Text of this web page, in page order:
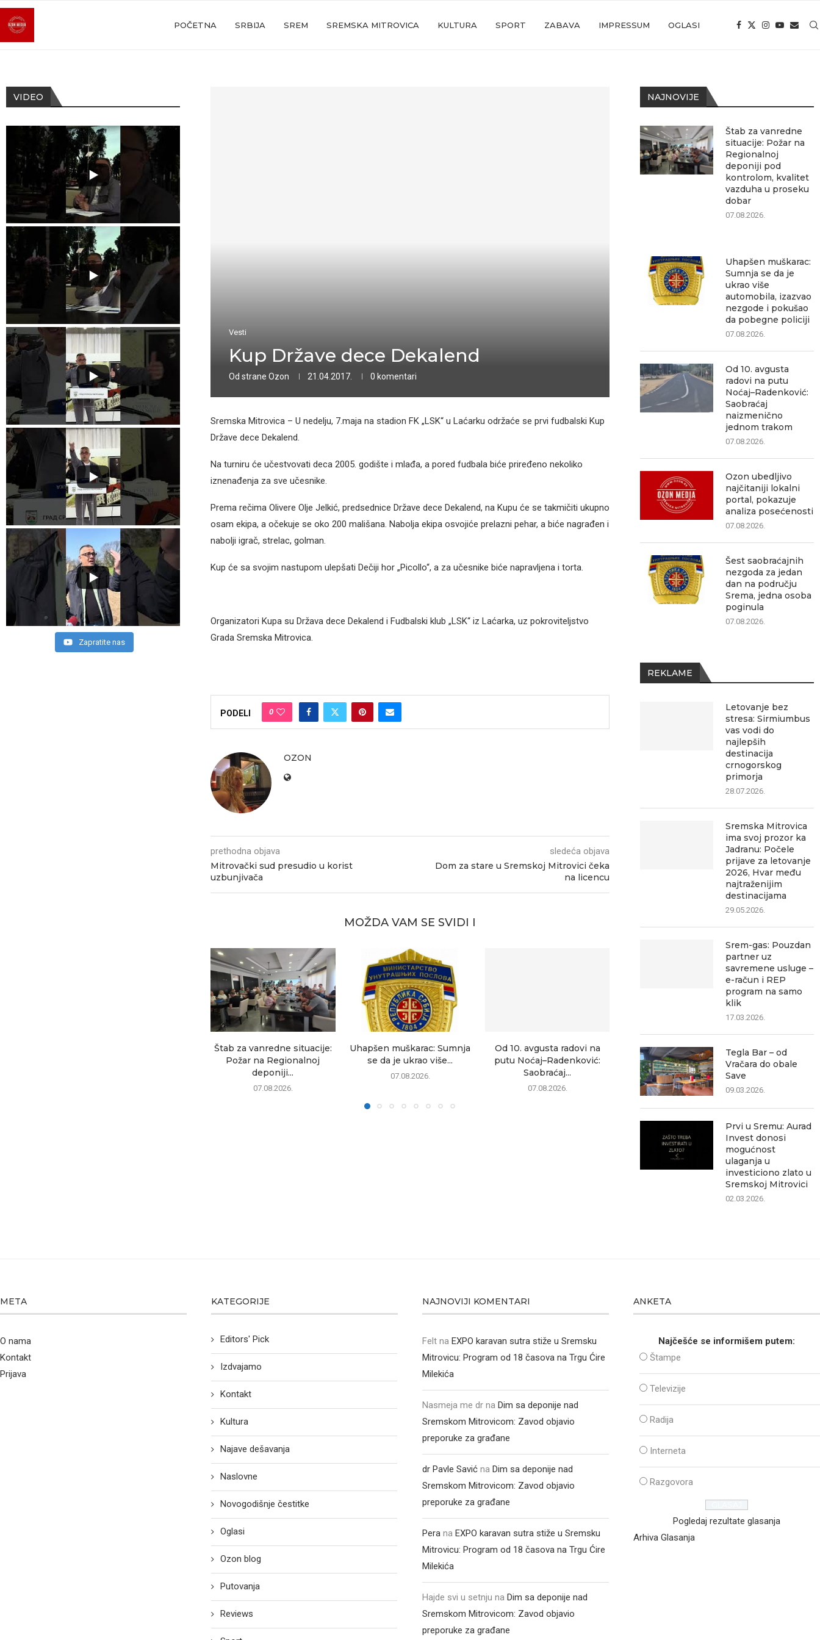
POČETNA SRBIJA SREM SREMSKA MITROVICA KULTURA SPORT ZABAVA IMPRESSUM OGLASI
Vesti
Kup Države dece Dekalend
Od strane Ozon 21.04.2017. 0 komentari
Sremska Mitrovica – U nedelju, 7.maja na stadion FK „LSK“ u Laćarku održaće se prvi fudbalski Kup
Države dece Dekalend.
Na turniru će učestvovati deca 2005. godište i mlađa, a pored fudbala biće priređeno nekoliko
iznenađenja za sve učesnike.
Prema rečima Olivere Olje Jelkić, predsednice Države dece Dekalend, na Kupu će se takmičiti ukupno
osam ekipa, a očekuje se oko 200 mališana. Nabolja ekipa osvojiće prelazni pehar, a biće nagrađen i
nabolji igrač, strelac, golman.
Kup će sa svojim nastupom ulepšati Dečiji hor „Picollo“, a za učesnike biće napravljena i torta.
Organizatori Kupa su Država dece Dekalend i Fudbalski klub „LSK“ iz Laćarka, uz pokroviteljstvo
Grada Sremska Mitrovica.
PODELI 0
OZON
prethodna objava
Mitrovački sud presudio u korist
uzbunjivača
sledeća objava
Dom za stare u Sremskoj Mitrovici čeka
na licencu
MOŽDA VAM SE SVIDI I
Štab za vanredne situacije:
Požar na Regionalnoj
deponiji...
07.08.2026.
Uhapšen muškarac: Sumnja
se da je ukrao više...
07.08.2026.
Od 10. avgusta radovi na
putu Noćaj–Radenković:
Saobraćaj...
07.08.2026.
Ozon ubedljivo najčitaniji
lokalni portal, pokazuje
analiza posećenosti
07.08.2026.
Šest
za jedan
NAJNOVIJE
Štab za vanredne
situacije: Požar na
Regionalnoj
deponiji pod
kontrolom, kvalitet
vazduha u proseku
dobar
07.08.2026.
Uhapšen muškarac:
Sumnja se da je
ukrao više
automobila, izazvao
nezgode i pokušao
da pobegne policiji
07.08.2026.
Od 10. avgusta
radovi na putu
Noćaj–Radenković:
Saobraćaj
naizmenično
jednom trakom
07.08.2026.
Ozon ubedljivo
najčitaniji lokalni
portal, pokazuje
analiza posećenosti
07.08.2026.
Šest saobraćajnih
nezgoda za jedan
dan na području
Srema, jedna osoba
poginula
07.08.2026.
REKLAME
Letovanje bez
stresa: Sirmiumbus
vas vodi do
najlepših
destinacija
crnogorskog
primorja
28.07.2026.
Sremska Mitrovica
ima svoj prozor ka
Jadranu: Počele
prijave za letovanje
2026, Hvar među
najtraženijim
destinacijama
29.05.2026.
Srem-gas: Pouzdan
partner uz
savremene usluge –
e-račun i REP
program na samo
klik
17.03.2026.
Tegla Bar – od
Vračara do obale
Save
09.03.2026.
Prvi u Sremu: Aurad
Invest donosi
mogućnost
ulaganja u
investiciono zlato u
Sremskoj Mitrovici
02.03.2026.
VIDEO
Zapratite nas
META
O nama
Kontakt
Prijava
KATEGORIJE
Editors' Pick
Izdvajamo
Kontakt
Kultura
Najave dešavanja
Naslovne
Novogodišnje čestitke
Oglasi
Ozon blog
Putovanja
Reviews
NAJNOVIJI KOMENTARI
Felt naEXPO karavan sutra stiže u Sremsku
Mitrovicu: Program od 18 časova na Trgu Ćire
Milekića
Nasmeja me dr naDim sa deponije nad
Sremskom Mitrovicom: Zavod objavio
preporuke za građane
dr Pavle Savić naDim sa deponije nad
Sremskom Mitrovicom: Zavod objavio
preporuke za građane
Pera naEXPO karavan sutra stiže u Sremsku
Mitrovicu: Program od 18 časova na Trgu Ćire
Milekića
Hajde svi u setnju naDim sa deponije nad
Sremskom Mitrovicom: Zavod objavio
preporuke za građane
ANKETA
Najčešće se informišem putem:
Štampe
Televizije
Radija
Interneta
Razgovora
Pogledaj rezultate glasanja
Arhiva Glasanja